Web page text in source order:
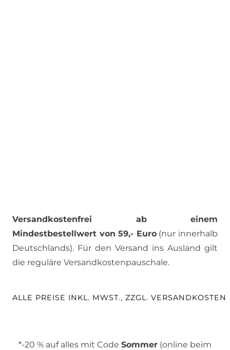
Versandkostenfrei ab einem
Mindestbestellwert von 59,- Euro(nur innerhalb
Deutschlands). Für den Versand ins Ausland gilt
die reguläre Versandkostenpauschale.
ALLE PREISE INKL. MWST., ZZGL. VERSANDKOSTEN
*-20 % auf alles mit Code Sommer (online beim